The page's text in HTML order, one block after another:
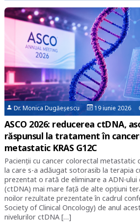
Dr. Monica Dugăeșescu 19 iunie 2026
ASCO 2026: reducerea ctDNA,
răspunsul la tratament în
metastatic KRAS G12C
Pacienţii cu cancer colorectal metastatic
la care s-a adăugat sotorasib la terapia
prezentat o rată de eliminare a ADN-
(ctDNA) mai mare faţă de alte opţiuni
noilor rezultate prezentate în cadrul
Society of Clinical Oncology) de anul
nivelurilor ctDNA […]